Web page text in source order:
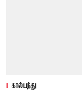
கால்பந்து